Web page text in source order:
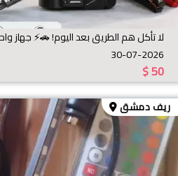
30-07-2026
$50
ريف دمشق